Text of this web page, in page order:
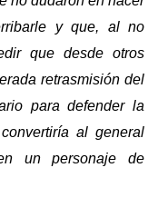
y que, al no
que desde otros
retrasmisión del
para defender la
al general
un personaje de